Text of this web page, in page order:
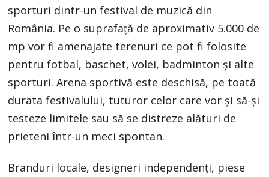
sporturi dintr-un festival de muzică din
România. Pe o suprafață de aproximativ 5.000 de
mp vor fi amenajate terenuri ce pot fi folosite
pentru fotbal, baschet, volei, badminton și alte
sporturi. Arena sportivă este deschisă, pe toată
durata festivalului, tuturor celor care vor și să-și
testeze limitele sau să se distreze alături de
prieteni într-un meci spontan.
Branduri locale, designeri independenți, piese